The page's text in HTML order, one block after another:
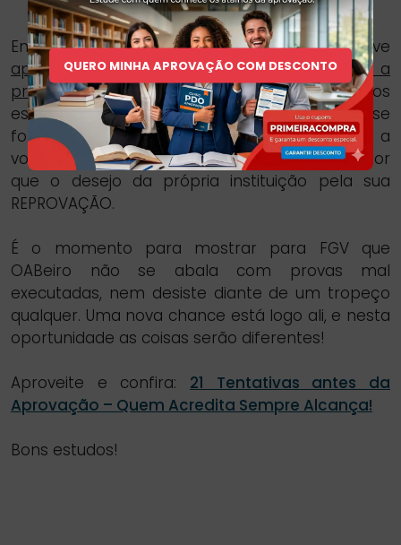
Então, este é um momento em que se deve
aproveitar o embalo da preparação para a
prova anteriore continuar firme e forte nos
estudos, aproveitando da queda para se
fortalecer. É hora de mostrar para a FGV que a
vontade de exercer a profissão é muito maior
que o desejo da própria instituição pela sua
REPROVAÇÃO.
É o momento para mostrar para FGV que
OABeiro não se abala com provas mal
executadas, nem desiste diante de um tropeço
qualquer. Uma nova chance está logo ali, e nesta
oportunidade as coisas serão diferentes!
Aproveite e confira: 21 Tentativas antes da
Aprovação – Quem Acredita Sempre Alcança!
Bons estudos!
QUERO MINHA APROVAÇÃO COM DESCONTO